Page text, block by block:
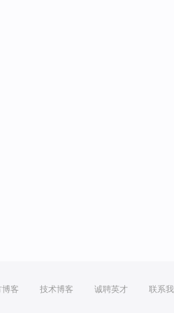
博客 技术博客 诚聘英才 联系